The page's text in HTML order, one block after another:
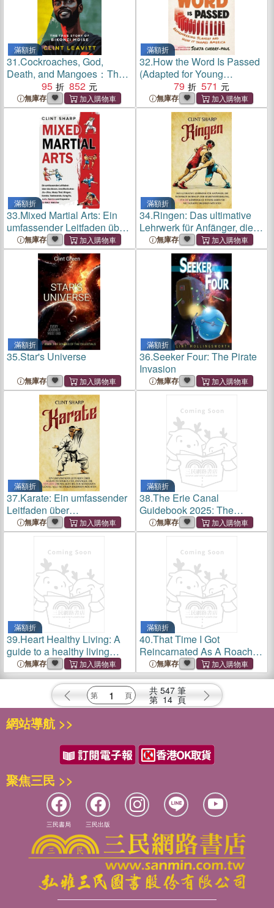
滿額折
31.Cockroaches, God,
Death, and Mangoes：The
True Story of Bikonzi Moise
95 852
無庫存
滿額折
32.How the Word Is Passed
(Adapted for Young
Readers): Remembering
Slavery and How It Shaped
America
79 571
無庫存
滿額折
33.Mixed Martial Arts: Ein
umfassender Leitfaden über
das Boxen, brasilianisches
Jiu-Jitsu, Muay Thai,
Ringen, Karate, Taekwondo,
Kung Fu, Judo, Sambo un
無庫存
滿額折
34.Ringen: Das ultimative
Lehrwerk für Anfänger, die
Techniken im Ringen zur
Selbstverteidigung, für die
körperliche Fitness oder für
Wettkämpfe erlernen
無庫存
滿額折
35.Star's Universe
無庫存
滿額折
36.Seeker Four: The Pirate
Invasion
無庫存
滿額折
37.Karate: Ein umfassender
Leitfaden über
Karatetechniken für
Anfänger, die von den
Grundlagen bis zum
schwarzen Gürtel alle
Techniken erlernen möchten
無庫存
滿額折
38.The Erie Canal
Guidebook 2025: The
Ultimate Companion for
Cruising, Cycling, and
Discovering the Erie Canal
無庫存
滿額折
39.Heart Healthy Living: A
guide to a healthy living
lifestyle before and after a
cardiac event
無庫存
滿額折
40.That Time I Got
Reincarnated As A Roach In
My Baby Mama House
無庫存
共 547 筆
第 14 頁
網站導航 >>
聚焦三民 >>
三民書局 三民出版